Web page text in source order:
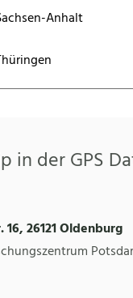
Anhalt
in der GPS
26121 Oldenburg